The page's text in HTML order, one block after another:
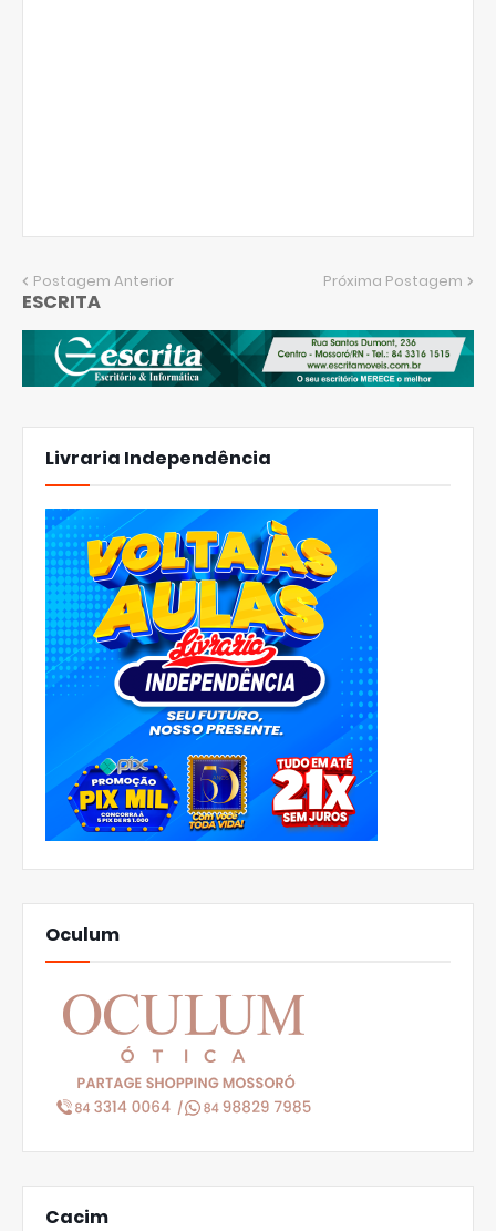
Postagem Anterior Próxima Postagem
ESCRITA
Livraria Independência
Oculum
Cacim